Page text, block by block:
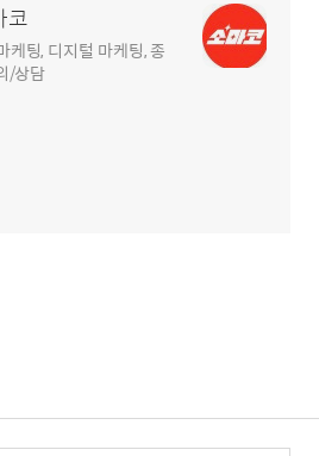
코
케팅, 디지털 마케팅, 종
/상담